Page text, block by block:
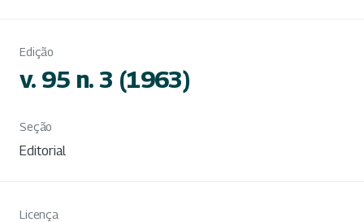
Edição
v. 95 n. 3 (1963)
Seção
Editorial
Licença